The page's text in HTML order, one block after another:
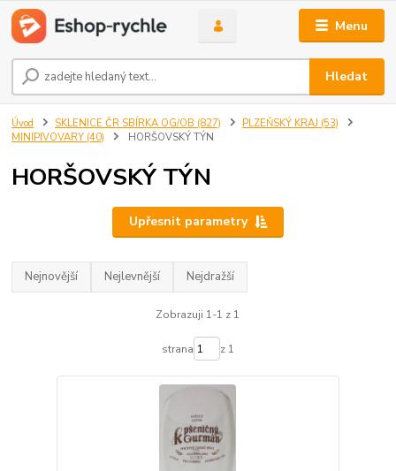
Menu
Hledat
Úvod SKLENICE ČR SBÍRKA OG/OB (827)
PLZEŇSKÝ KRAJ (53)
MINIPIVOVARY (40)
HORŠOVSKÝ TÝN
HORŠOVSKÝ TÝN
Upřesnit parametry
Nejnovější Nejlevnější Nejdražší
Zobrazuji 1-1 z 1
strana z 1